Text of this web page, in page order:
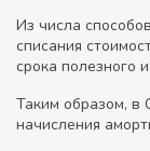
Из числа
списания
срока полезного
Таким образом, в
начисления